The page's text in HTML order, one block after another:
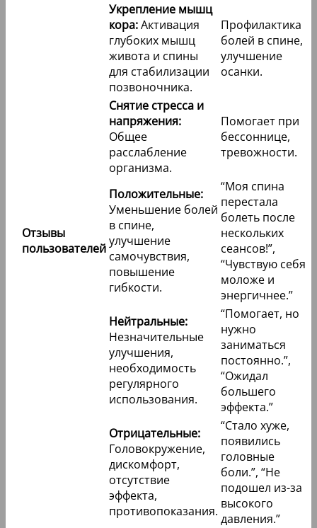
Укрепление мышц
кора:Активация
глубоких мышц
живота и спины
для стабилизации
позвоночника.
Профилактика
болей в спине,
улучшение
осанки.
Снятие стресса и
напряжения:
Общее
расслабление
организма.
Помогает при
бессоннице,
тревожности.
Отзывы
пользователей
Положительные:
Уменьшение болей
в спине,
улучшение
самочувствия,
повышение
гибкости.
“Моя спина
перестала
болеть после
нескольких
сеансов!”,
“Чувствую себя
моложе и
энергичнее.”
Нейтральные:
Незначительные
улучшения,
необходимость
регулярного
использования.
“Помогает, но
нужно
заниматься
постоянно.”,
“Ожидал
большего
эффекта.”
Отрицательные:
Головокружение,
дискомфорт,
отсутствие
эффекта,
противопоказания.
“Стало хуже,
появились
головные
боли.”, “Не
подошел из-за
высокого
давления.”